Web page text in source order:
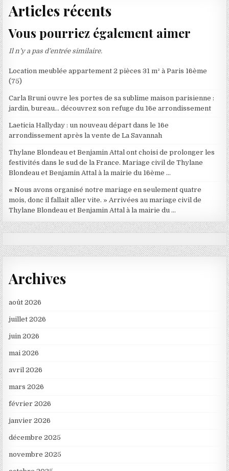
Articles récents
Vous pourriez également aimer
Il n’y a pas d’entrée similaire.
Location meublée appartement 2 pièces 31 m² à Paris 16ème
(75)
Carla Bruni ouvre les portes de sa sublime maison parisienne :
jardin, bureau… découvrez son refuge du 16e arrondissement
Laeticia Hallyday : un nouveau départ dans le 16e
arrondissement après la vente de La Savannah
Thylane Blondeau et Benjamin Attal ont choisi de prolonger les
festivités dans le sud de la France. Mariage civil de Thylane
Blondeau et Benjamin Attal à la mairie du 16ème …
« Nous avons organisé notre mariage en seulement quatre
mois, donc il fallait aller vite. » Arrivées au mariage civil de
Thylane Blondeau et Benjamin Attal à la mairie du …
Archives
août 2026
juillet 2026
juin 2026
mai 2026
avril 2026
mars 2026
février 2026
janvier 2026
décembre 2025
novembre 2025